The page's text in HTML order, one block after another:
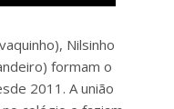
Nilsinho
formam o
2011. A união